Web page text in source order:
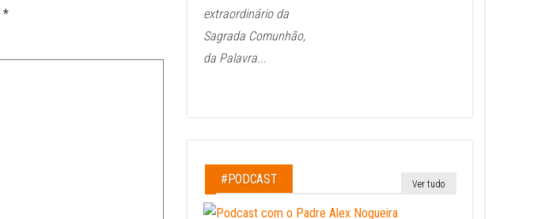
*
extraordinário da
Sagrada Comunhão,
da Palavra...
#PODCAST Ver tudo